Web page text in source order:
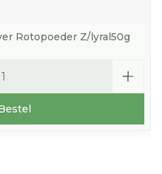
Rotopoeder Z/lyral50g